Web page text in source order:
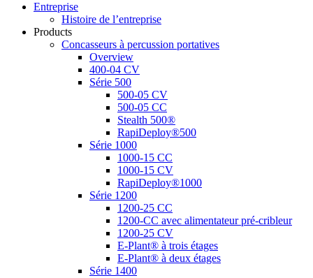
Entreprise
Histoire de l’entreprise
Products
Concasseurs à percussion portatives
Overview
400-04 CV
Série 500
500-05 CV
500-05 CC
Stealth 500®
RapiDeploy®500
Série 1000
1000-15 CC
1000-15 CV
RapiDeploy®1000
Série 1200
1200-25 CC
1200-CC avec alimentateur pré-cribleur
1200-25 CV
E-Plant® à trois étages
E-Plant® à deux étages
Série 1400